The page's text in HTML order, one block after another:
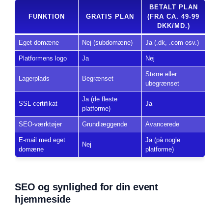
FUNKTION GRATIS PLAN
BETALT PLAN
(FRA CA. 49-99
DKK/MD.)
Eget domæne Nej (subdomæne) Ja (.dk, .com osv.)
Platformens logo Ja Nej
Lagerplads Begrænset
Større eller
ubegrænset
SSL-certifikat
Ja (de fleste
platforme)
Ja
SEO-værktøjer Grundlæggende Avancerede
E-mail med eget
domæne
Nej
Ja (på nogle
platforme)
SEO og synlighed for din event
hjemmeside